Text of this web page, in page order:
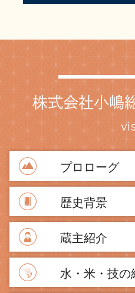
株式会社小嶋
プロローグ
歴史背景
蔵主紹介
水・米・技の